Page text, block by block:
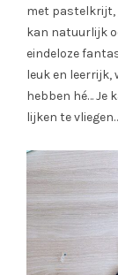
met pastelkrijt,
kan natuurlijk
eindeloze
leuk en leerrijk,
hebben hé… Je
lijken te